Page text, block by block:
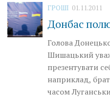
ГРОШІ 01.11.2011
Донбас
Голова
Шишацький
презентувати
наприклад,
часом